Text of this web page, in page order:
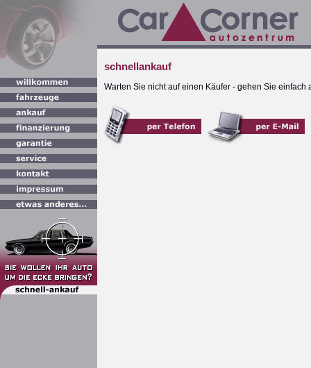
schnellankauf
Warten Sie nicht auf einen Käufer - gehen Sie einfach